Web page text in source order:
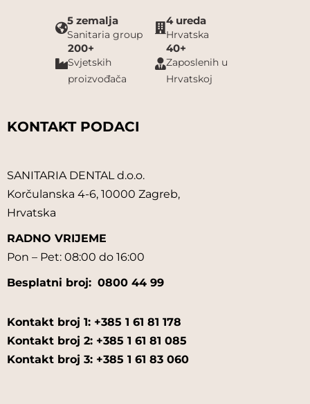
5 zemalja
Sanitaria group
4 ureda
Hrvatska
200+
Svjetskih
proizvođača
40+
Zaposlenih u
Hrvatskoj
KONTAKT PODACI
SANITARIA DENTAL d.o.o.
Korčulanska 4-6, 10000 Zagreb,
Hrvatska
RADNO VRIJEME
Pon – Pet: 08:00 do 16:00
Besplatni broj: 0800 44 99
Kontakt broj 1: +385 1 61 81 178
Kontakt broj 2: +385 1 61 81 085
Kontakt broj 3: +385 1 61 83 060